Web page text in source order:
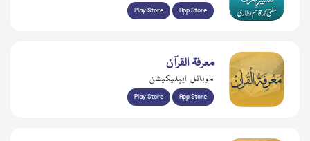
Play Store App Store
معرفۃ القرآن
موبائل ایپلیکیشن
Play Store App Store